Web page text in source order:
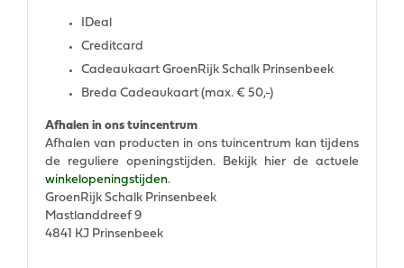
IDeal
Creditcard
Cadeaukaart GroenRijk Schalk Prinsenbeek
Breda Cadeaukaart (max. € 50,-)
Afhalen in ons tuincentrum
Afhalen van producten in ons tuincentrum kan tijdens
de reguliere openingstijden. Bekijk hier de actuele
winkelopeningstijden.
GroenRijk Schalk Prinsenbeek
Mastlanddreef 9
4841 KJ Prinsenbeek